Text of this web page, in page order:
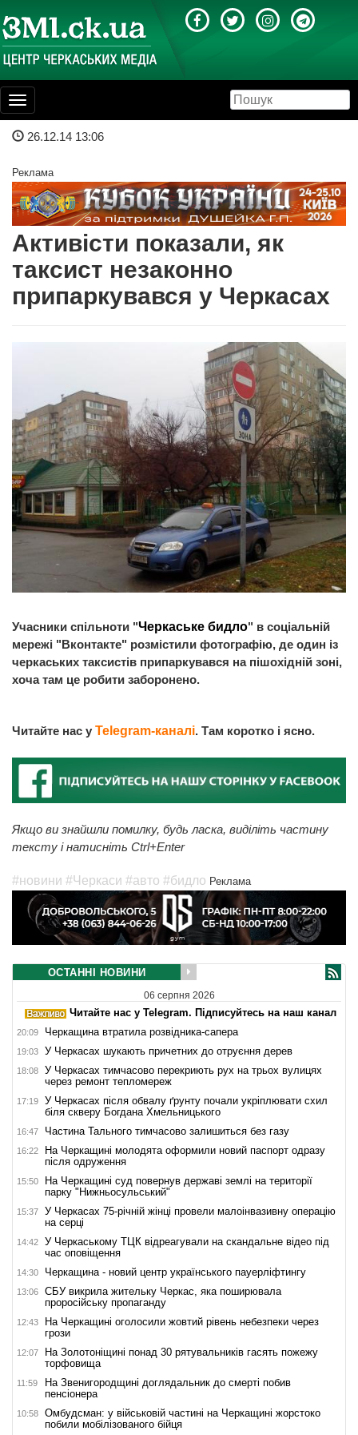
Toggle
navigation
26.12.14 13:06
Реклама
Активісти показали, як
таксист незаконно
припаркувався у Черкасах
Учасники спільноти "Черкаське бидло" в соціальній
мережі "Вконтакте" розмістили фотографію, де один із
черкаських таксистів припаркувався на пішохідній зоні,
хоча там це робити заборонено.
Читайте нас у Telegram-каналі. Там коротко і ясно.
Якщо ви знайшли помилку, будь ласка, виділіть частину
тексту і натисніть Ctrl+Enter
#новини #Черкаси #авто #бидло Реклама
ОСТАННІ НОВИНИ
06 серпня 2026
Читайте нас у Telegram. Підписуйтесь на наш канал
20:09 Черкащина втратила розвідника-сапера
19:03 У Черкасах шукають причетних до отруєння дерев
18:08
У Черкасах тимчасово перекриють рух на трьох вулицях
через ремонт тепломереж
17:19
У Черкасах після обвалу ґрунту почали укріплювати схил
біля скверу Богдана Хмельницького
16:47 Частина Тального тимчасово залишиться без газу
16:22
На Черкащині молодята оформили новий паспорт одразу
після одруження
15:50
На Черкащині суд повернув державі землі на території
парку "Нижньосульський"
15:37
У Черкасах 75-річній жінці провели малоінвазивну операцію
на серці
14:42
У Черкаському ТЦК відреагували на скандальне відео під
час оповіщення
14:30 Черкащина - новий центр українського пауерліфтингу
13:06
СБУ викрила жительку Черкас, яка поширювала
проросійську пропаганду
12:43
На Черкащині оголосили жовтий рівень небезпеки через
грози
12:07
На Золотоніщині понад 30 рятувальників гасять пожежу
торфовища
11:59
На Звенигородщині доглядальник до смерті побив
пенсіонера
10:58
Омбудсман: у військовій частині на Черкащині жорстоко
побили мобілізованого бійця